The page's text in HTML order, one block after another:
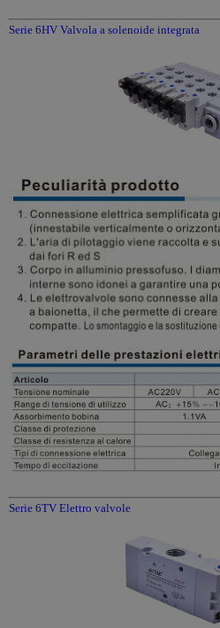
Serie 6HV Valvola a solenoide integrata
Serie 6TV Elettro valvole